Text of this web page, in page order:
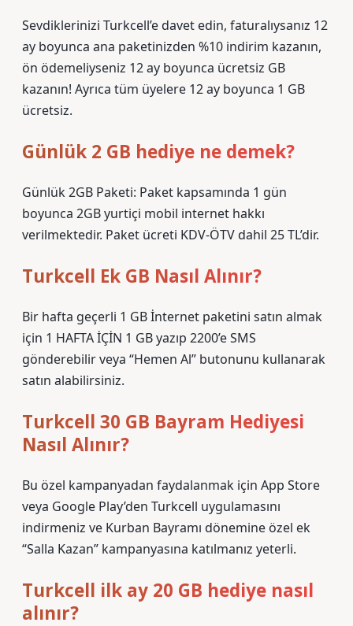
Sevdiklerinizi Turkcell’e davet edin, faturalıysanız 12
ay boyunca ana paketinizden %10 indirim kazanın,
ön ödemeliyseniz 12 ay boyunca ücretsiz GB
kazanın! Ayrıca tüm üyelere 12 ay boyunca 1 GB
ücretsiz.
Günlük 2 GB hediye ne demek?
Günlük 2GB Paketi: Paket kapsamında 1 gün
boyunca 2GB yurtiçi mobil internet hakkı
verilmektedir. Paket ücreti KDV-ÖTV dahil 25 TL’dir.
Turkcell Ek GB Nasıl Alınır?
Bir hafta geçerli 1 GB İnternet paketini satın almak
için 1 HAFTA İÇİN 1 GB yazıp 2200’e SMS
gönderebilir veya “Hemen Al” butonunu kullanarak
satın alabilirsiniz.
Turkcell 30 GB Bayram Hediyesi
Nasıl Alınır?
Bu özel kampanyadan faydalanmak için App Store
veya Google Play’den Turkcell uygulamasını
indirmeniz ve Kurban Bayramı dönemine özel ek
“Salla Kazan” kampanyasına katılmanız yeterli.
Turkcell ilk ay 20 GB hediye nasıl
alınır?